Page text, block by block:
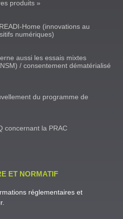
produits »
Home (innovations au
numériques)
aussi les essais mixtes
/ consentement dématérialisé
du programme de
concernant la PRAC
ET NORMATIF
réglementaires et